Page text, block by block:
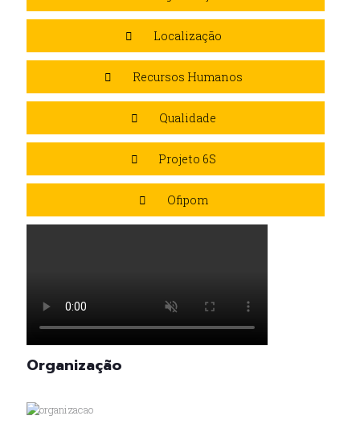
Localização
Recursos Humanos
Qualidade
Projeto 6S
Ofipom
Organização